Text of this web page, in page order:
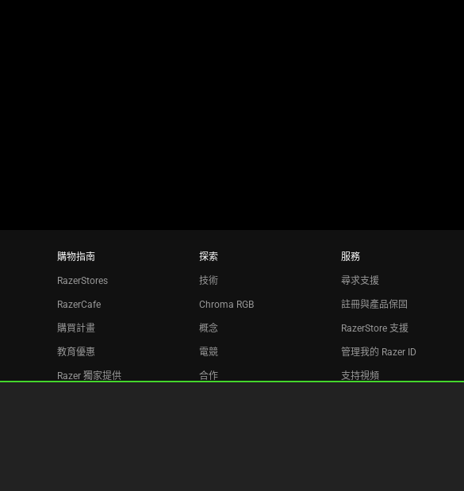
購物指南
RazerStores
RazerCafe
購買計畫
教育優惠
Razer 獨家提供
探索
技術
Chroma RGB
概念
電競
合作
服務
尋求支援
註冊與產品保固
RazerStore 支援
管理我的 Razer ID
支持視頻